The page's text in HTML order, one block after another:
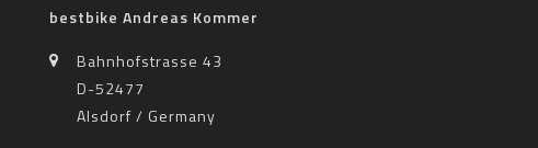
bestbike Andreas Kommer
Bahnhofstrasse 43
D-52477
Alsdorf / Germany